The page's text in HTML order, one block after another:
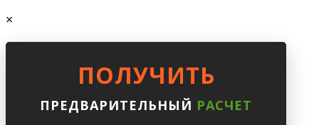
×
ПОЛУЧИТЬ
ПРЕДВАРИТЕЛЬНЫЙ РАСЧЕТ